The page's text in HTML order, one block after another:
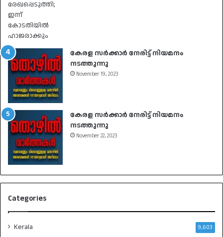
കേരള സർക്കാർ നേരിട്ട് നിയമനം
നടത്തുന്നു
November 19, 2023
കേരള സർക്കാർ നേരിട്ട് നിയമനം
നടത്തുന്നു
November 22, 2023
Categories
Kerala 9,603